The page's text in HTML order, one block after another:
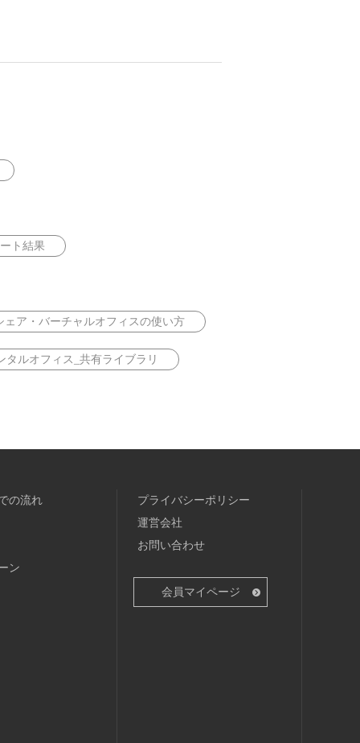
ト結果
ェア・バーチャルオフィスの使い方
タルオフィス_共有ライブラリ
の流れ
ン
プライバシーポリシー
運営会社
お問い合わせ
会員マイページ